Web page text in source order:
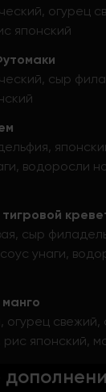
огурец
японский
сыр
водоросли
сыр
унаги,
огурец
японский,